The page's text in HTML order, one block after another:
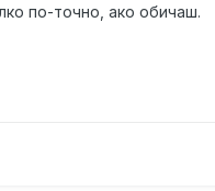
по-точно, ако обичаш.